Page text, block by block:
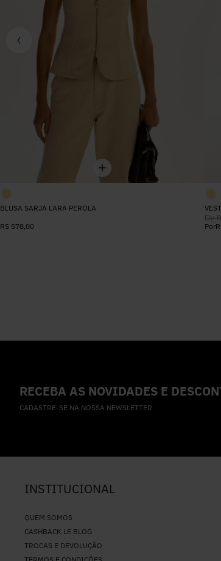
BLUSA SARJA LARA PEROLA
R$ 578,00
De
Por
RECEBA AS NOVIDADES E
CADASTRE-SE NA NOSSA NEWSLETTER
INSTITUCIONAL
QUEM SOMOS
CASHBACK LE BLOG
TROCAS E DEVOLUÇÃO